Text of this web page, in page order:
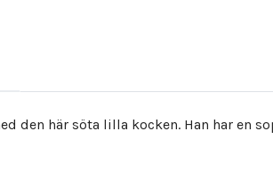
den här söta lilla kocken. Han har en